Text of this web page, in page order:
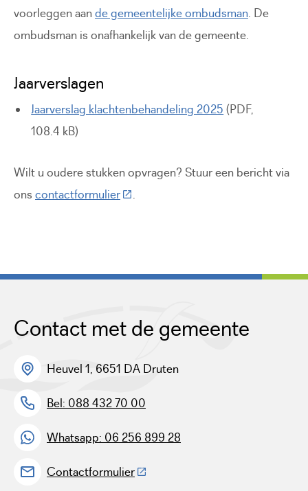
voorleggen aande gemeentelijke ombudsman. De
ombudsman is onafhankelijk van de gemeente.
Jaarverslagen
Jaarverslag klachtenbehandeling 2025 (PDF,
108.4 kB)
Wilt u oudere stukken opvragen? Stuur een bericht via
ons contactformulier(Deze link gaat naar een externe
.
Contact met de gemeente
Heuvel 1, 6651 DA Druten
Bel: 088 432 70 00
Whatsapp: 06 256 899 28
Contactformulier(Deze link gaat naar een externe